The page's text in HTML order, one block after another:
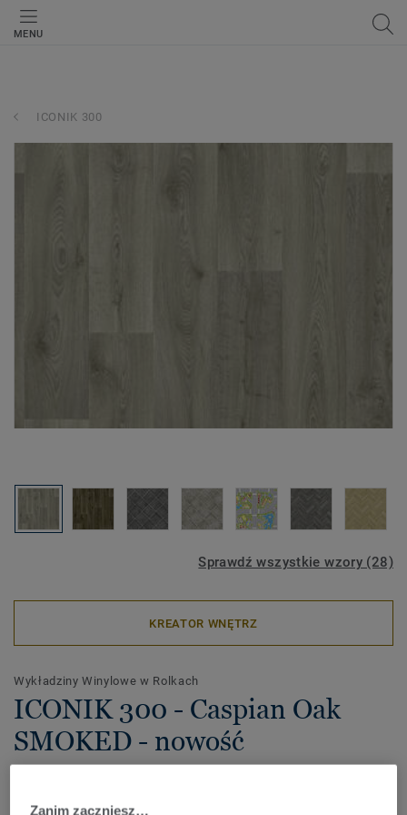
MENU
ICONIK 300
Sprawdź wszystkie wzory (28)
KREATOR WNĘTRZ
Wykładziny Winylowe w Rolkach
ICONIK 300 - Caspian Oak
SMOKED - nowość
designów kolekcja ICONIK 300 doskonale łączy cenową
Zanim zaczniesz…